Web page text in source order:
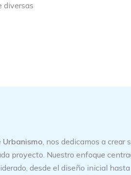
diversas
Urbanismo , nos dedicamos a
proyecto. Nuestro enfoque
desde el diseño inicial